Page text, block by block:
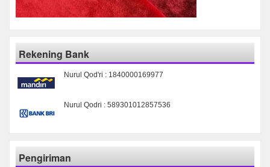
Rekening Bank
Nurul Qod'ri : 1840000169977
Nurul Qodri : 589301012857536
Pengiriman